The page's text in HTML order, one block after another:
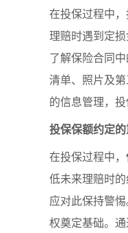
在投保过程中
理赔时遇到定
了解保险合同
清单、照片及
的信息管理，
投保保额约定
在投保过程中，
低未来理赔时
应对此保持警
权奠定基础。